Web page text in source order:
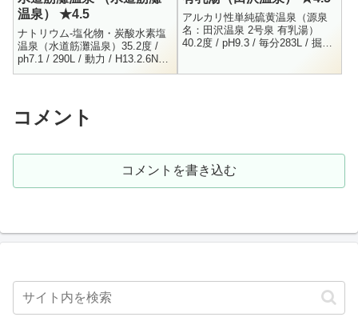
温泉） ★4.5
ナトリウム-塩化物・炭酸水素塩
温泉（水道筋灘温泉）35.2度 /
ph7.1 / 290L / 動力 / H13.2.6Na+
= 456.4 / K+ = 13.1 / Ca++...
アルカリ性単純硫黄温泉（源泉
名：田沢温泉 2号泉 有乳湯）
40.2度 / pH9.3 / 毎分283L / 掘削
コメント
コメントを書き込む